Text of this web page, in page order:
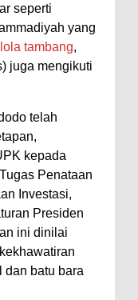
seperti
yang
tambang,
juga mengikuti
telah
kepada
Penataan
Investasi,
Presiden
ini dinilai
dan batu bara